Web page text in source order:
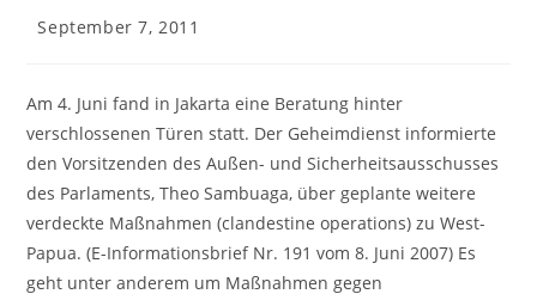
Beitrag
veröffentlicht:
September 7, 2011
Am 4. Juni fand in Jakarta eine Beratung hinter
verschlossenen Türen statt. Der Geheimdienst informierte
den Vorsitzenden des Außen- und Sicherheitsausschusses
des Parlaments, Theo Sambuaga, über geplante weitere
verdeckte Maßnahmen (clandestine operations) zu West-
Papua. (E-Informationsbrief Nr. 191 vom 8. Juni 2007) Es
geht unter anderem um Maßnahmen gegen